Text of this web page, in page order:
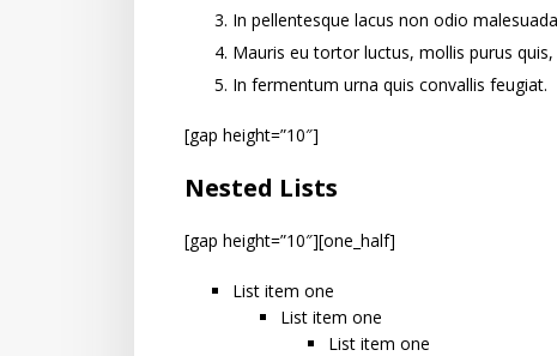
In pellentesque lacus non odio
Mauris eu tortor luctus, mollis purus quis,
In fermentum urna quis convallis feugiat.
[gap height=”10″]
Nested Lists
[gap height=”10″][one_half]
List item one
List item one
List item one